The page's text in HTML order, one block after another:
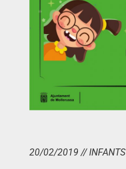
20/02/2019 // INFANTS